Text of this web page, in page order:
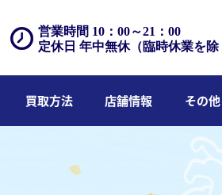
営業時間 10：00～21：00
定休日 年中無休（臨時休業を除
買取方法 店舗情報 その他